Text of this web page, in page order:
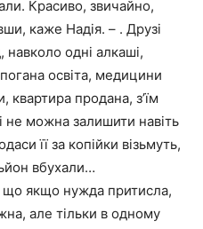
Красиво, звичайно,
каже Надія. – . Друзі
одні алкаші,
освіта, медицини
квартира продана, з’їм
не можна залишити навіть
її за копійки візьмуть,
вбухали…
якщо нужда притисла,
але тільки в одному